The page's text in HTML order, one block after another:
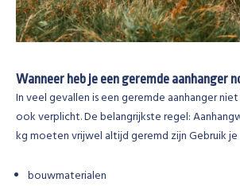
Wanneer heb je een geremde aanhanger
In veel gevallen is een geremde aanhanger
ook verplicht. De belangrijkste regel:
kg moeten vrijwel altijd geremd zijn Gebruik
bouwmaterialen